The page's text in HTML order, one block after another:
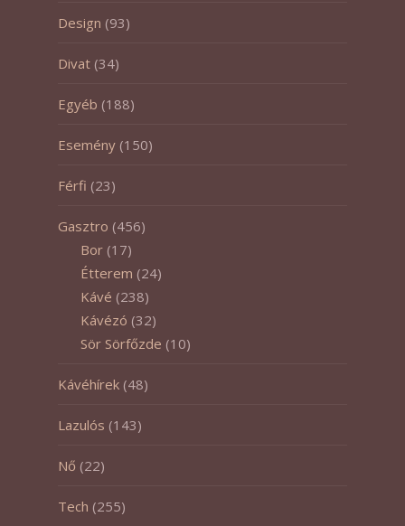
Design (93)
Divat (34)
Egyéb (188)
Esemény (150)
Férfi (23)
Gasztro (456)
Bor (17)
Étterem (24)
Kávé (238)
Kávézó (32)
Sör Sörfőzde (10)
Kávéhírek (48)
Lazulós (143)
Nő (22)
Tech (255)